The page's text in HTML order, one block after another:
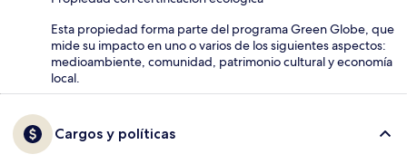
Esta propiedad forma parte del programa Green Globe, que
mide su impacto en uno o varios de los siguientes aspectos:
medioambiente, comunidad, patrimonio cultural y economía
local.
Cargos y políticas